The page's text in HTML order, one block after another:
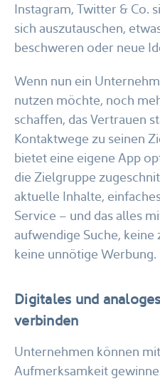
Instagram, Twitter & Co.
sich auszutauschen,
beschweren oder neue
Wenn nun ein
nutzen möchte, noch
schaffen, das Vertrauen
Kontaktwege zu seinen
bietet eine eigene App
die Zielgruppe
aktuelle Inhalte,
Service – und das alles
aufwendige Suche,
keine unnötige Werbung.
Digitales und
verbinden
Unternehmen können
Aufmerksamkeit